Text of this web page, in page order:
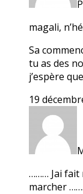
magali,
Sa
tu as des
j’espère
19
……… Jai fait
marcher